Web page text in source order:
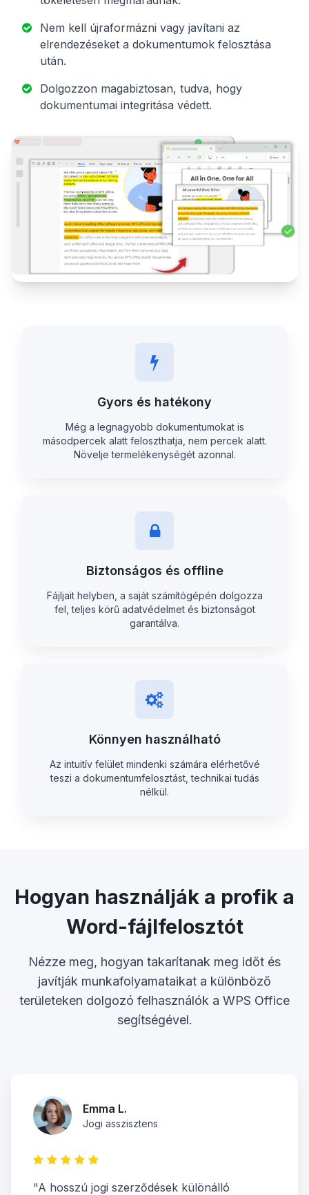
Nem kell újraformázni vagy javítani az
elrendezéseket a dokumentumok felosztása
után.
Dolgozzon magabiztosan, tudva, hogy
dokumentumai integritása védett.
Gyors és hatékony
Még a legnagyobb dokumentumokat is
másodpercek alatt feloszthatja, nem percek alatt.
Növelje termelékenységét azonnal.
Biztonságos és offline
Fájljait helyben, a saját számítógépén dolgozza
fel, teljes körű adatvédelmet és biztonságot
garantálva.
Könnyen használható
Az intuitív felület mindenki számára elérhetővé
teszi a dokumentumfelosztást, technikai tudás
nélkül.
Hogyan használják a profik a
Word-fájlfelosztót
Nézze meg, hogyan takarítanak meg időt és
javítják munkafolyamataikat a különböző
területeken dolgozó felhasználók a WPS Office
segítségével.
Emma L.
Jogi asszisztens
"A hosszú jogi szerződések különálló